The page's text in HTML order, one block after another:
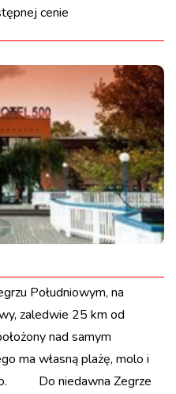
cenie
Południowym, na
zaledwie 25 km od
nad samym
ma własną plażę, molo i
Do niedawna Zegrze